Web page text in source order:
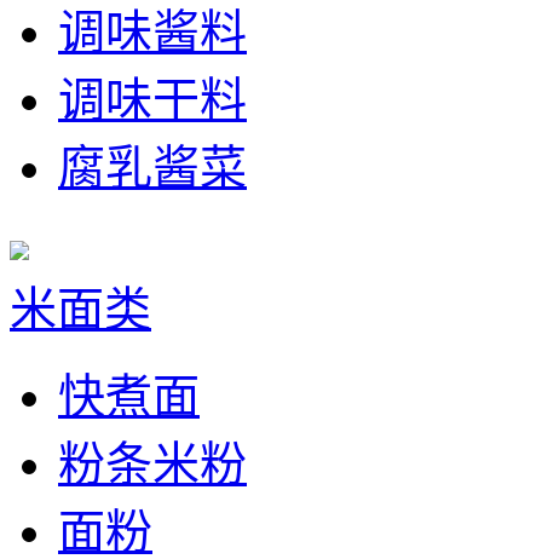
调味酱料
调味干料
腐乳酱菜
米面类
快煮面
粉条米粉
面粉